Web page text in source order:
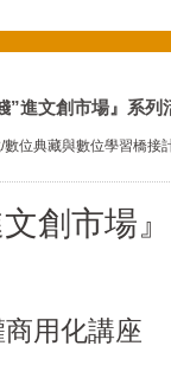
”進文創市場』系
數位典藏與數位學習橋接
文創市場
用化講座